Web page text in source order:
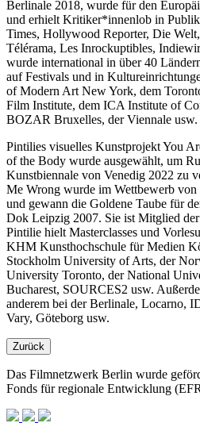
Berlinale 2018, wurde für den
und erhielt Kritiker*innenlob in
Times, Hollywood Reporter, Die
Télérama, Les Inrockuptibles,
wurde international in über 40
auf Festivals und in
of Modern Art New York, dem
Film Institute, dem ICA Institute of
BOZAR Bruxelles, der Viennale usw.
Pintilies visuelles Kunstprojekt You
of the Body wurde ausgewählt, um
Kunstbiennale von Venedig 2022 zu
Me Wrong wurde im Wettbewerb
und gewann die Goldene Taube für
Dok Leipzig 2007. Sie ist Mitglied
Pintilie hielt Masterclasses und
KHM Kunsthochschule für Medien
Stockholm University of Arts, der
University Toronto, der National
Bucharest, SOURCES2 usw.
anderem bei der Berlinale, Locarno,
Vary, Göteborg usw.
Zurück
Das Filmnetzwerk Berlin wurde
Fonds für regionale Entwicklung